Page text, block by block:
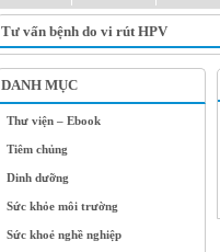
Tư vấn bệnh do vi rút HPV
DANH MỤC
Thư viện – Ebook
Tiêm chủng
Dinh dưỡng
Sức khỏe môi trường
Sức khoẻ nghề nghiệp